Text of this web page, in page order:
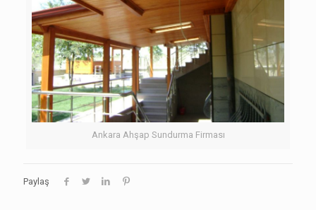
Ankara Ahşap Sundurma Firması
Paylaş